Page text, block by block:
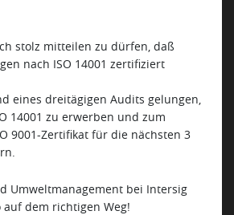
stolz mitteilen zu dürfen, daß
nach ISO 14001 zertifiziert
eines dreitägigen Audits gelungen,
14001 zu erwerben und zum
9001-Zertifikat für die nächsten 3
Umweltmanagement bei Intersig
dem richtigen Weg!